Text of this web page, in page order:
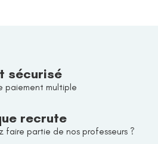
sécurisé
paiement multiple
recrute
faire partie de nos professeurs ?